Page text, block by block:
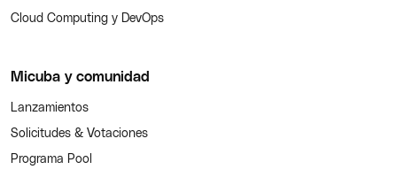
Cloud Computing y DevOps
Micuba y comunidad
Lanzamientos
Solicitudes & Votaciones
Programa Pool